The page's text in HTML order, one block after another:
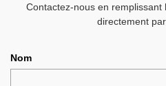
Contactez-nous en
directement
Nom